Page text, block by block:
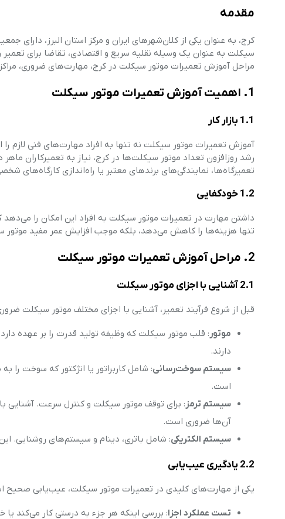
مقدمه
کرج، به عنوان یکی از کلان‌شهرهای ایران و مرکز استان البرز، دارای
سیکلت به عنوان یک وسیله نقلیه سریع و اقتصادی، تقاضا برای
مراحل آموزش تعمیرات موتور سیکلت در کرج، مهارت‌های ضروری،
1. اهمیت آموزش تعمیرات موتور سیکلت
1.1 بازار کار
آموزش تعمیرات موتور سیکلت نه تنها به افراد مهارت‌های فنی لازم را
رشد روزافزون تعداد موتور سیکلت‌ها در کرج، نیاز به تعمیرکاران
تعمیرگاه‌ها، نمایندگی‌های برندهای معتبر یا راه‌اندازی کارگاه‌های
1.2 خودکفایی
داشتن مهارت در تعمیرات موتور سیکلت به افراد این امکان را
تنها هزینه‌ها را کاهش می‌دهد، بلکه موجب افزایش عمر مفید
2. مراحل آموزش تعمیرات موتور سیکلت
2.1 آشنایی با اجزای موتور سیکلت
قبل از شروع فرآیند تعمیر، آشنایی با اجزای مختلف موتور سیکلت
موتور : قلب موتور سیکلت که وظیفه تولید قدرت را بر عهده
دارند.
سیستم سوخت‌رسانی: شامل کاربراتور یا انژکتور که سوخت
است.
سیستم ترمز : برای توقف موتور سیکلت و کنترل سرعت. آشنایی
آن‌ها ضروری است.
سیستم الکتریکی: شامل باتری، دینام و سیستم‌های روشنایی.
2.2 یادگیری عیب‌یابی
یکی از مهارت‌های کلیدی در تعمیرات موتور سیکلت، عیب‌یابی صحیح
تست عملکرد اجزا: بررسی اینکه هر جزء به درستی کار می‌کند یا